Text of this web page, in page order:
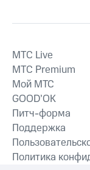
MTС Live
MTС Premium
Мой МТС
GOOD’OK
Питч-форма
Поддержка
Политика